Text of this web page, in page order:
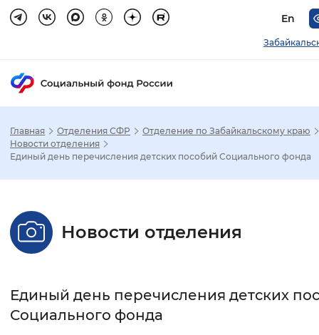
En
Настройка режима отображения
Стандартный Увеличенный
Без засечек
Главная Отделения СФР
Отделение по Забайкальскому краю
Новости отделения
Единый день перечисления детских пособий Социального фонда
Новости отделения
Единый день перечисления детских
Социального фонда